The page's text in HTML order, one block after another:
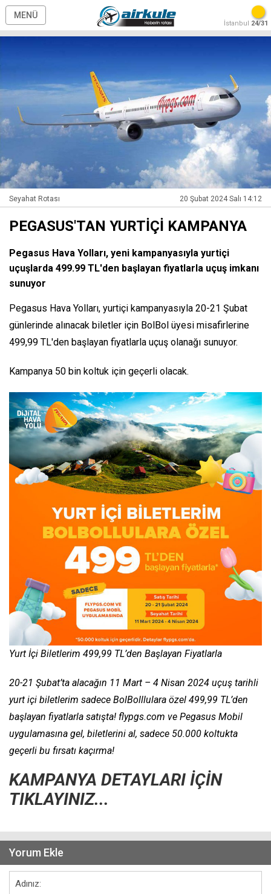
MENÜ
İstanbul 24/31
Seyahat Rotası 20 Şubat 2024 Salı 14:12
PEGASUS'TAN YURTİÇİ KAMPANYA
Pegasus Hava Yolları, yeni kampanyasıyla yurtiçi
uçuşlarda 499.99 TL'den başlayan fiyatlarla uçuş imkanı
sunuyor
Pegasus Hava Yolları, yurtiçi kampanyasıyla 20-21 Şubat
günlerinde alınacak biletler için BolBol üyesi misafirlerine
499,99 TL'den başlayan fiyatlarla uçuş olanağı sunuyor.
Kampanya 50 bin koltuk için geçerli olacak.
Yurt İçi Biletlerim 499,99 TL’den Başlayan Fiyatlarla
20-21 Şubat’ta alacağın 11 Mart – 4 Nisan 2024 uçuş tarihli
yurt içi biletlerim sadece BolBolllulara özel 499,99 TL’den
başlayan fiyatlarla satışta! flypgs.com ve Pegasus Mobil
uygulamasına gel, biletlerini al, sadece 50.000 koltukta
geçerli bu fırsatı kaçırma!
KAMPANYA DETAYLARI İÇİN
TIKLAYINIZ...
Yorum Ekle